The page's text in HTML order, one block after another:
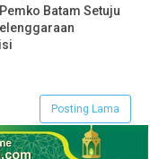
Batam Setuju
Posting Lama